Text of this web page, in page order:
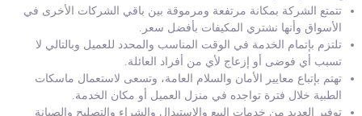
تتمتع الشركة بمكانة مرتفعة ومرموقة بين باقي الشركات الأخرى في
الأسواق وأنها نشتري المكيفات بأفضل سعر.
تلتزم بإتمام الخدمة في الوقت المناسب والمحدد للعميل وبالتالي لا
تسبب أي فوضى أو إزعاج لأي من أفراد العائلة.
تهتم بإتباع معايير الأمان والسلام العامة، وتسعى لاستعمال ماسكات
الطبية خلال فترة تواجده في منزل العميل أو مكان الخدمة.
توفير العديد من خدمات البيع والاستبدال والشراء والتصليح والصيانة